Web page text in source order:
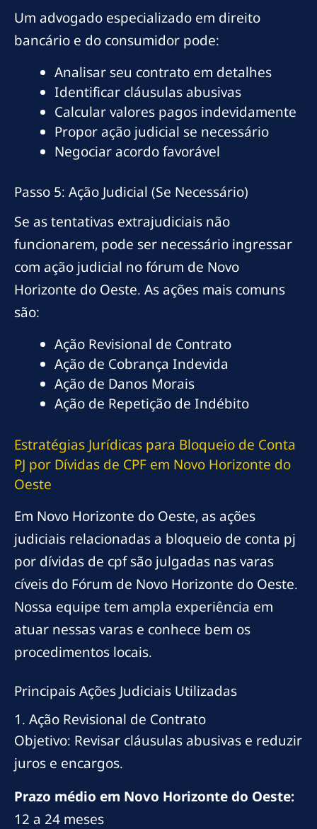
Um advogado especializado em direito
bancário e do consumidor pode:
Analisar seu contrato em detalhes
Identificar cláusulas abusivas
Calcular valores pagos indevidamente
Propor ação judicial se necessário
Negociar acordo favorável
Passo 5: Ação Judicial (Se Necessário)
Se as tentativas extrajudiciais não
funcionarem, pode ser necessário ingressar
com ação judicial no fórum de Novo
Horizonte do Oeste. As ações mais comuns
são:
Ação Revisional de Contrato
Ação de Cobrança Indevida
Ação de Danos Morais
Ação de Repetição de Indébito
Estratégias Jurídicas para Bloqueio de Conta
PJ por Dívidas de CPF em Novo Horizonte do
Oeste
Em Novo Horizonte do Oeste, as ações
judiciais relacionadas a bloqueio de conta pj
por dívidas de cpf são julgadas nas varas
cíveis do Fórum de Novo Horizonte do Oeste.
Nossa equipe tem ampla experiência em
atuar nessas varas e conhece bem os
procedimentos locais.
Principais Ações Judiciais Utilizadas
1. Ação Revisional de Contrato
Objetivo: Revisar cláusulas abusivas e reduzir
juros e encargos.
Prazo médio em Novo Horizonte do Oeste:
12 a 24 meses